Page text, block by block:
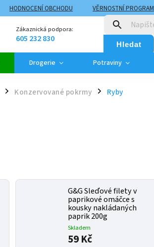
HODNOCENÍ OBCHODU VĚRNOSTNÍ PROGRAM
MOJE OBJEDNÁVKA
Zákaznická podpora:
605 232 830 Hledat
Drogerie Potraviny
/ Konzervované pokrmy / Ryby
G&G Sleďové filety v
paprikové omáčce s
kousky nakládaných
paprik 200g
Skladem
59 Kč